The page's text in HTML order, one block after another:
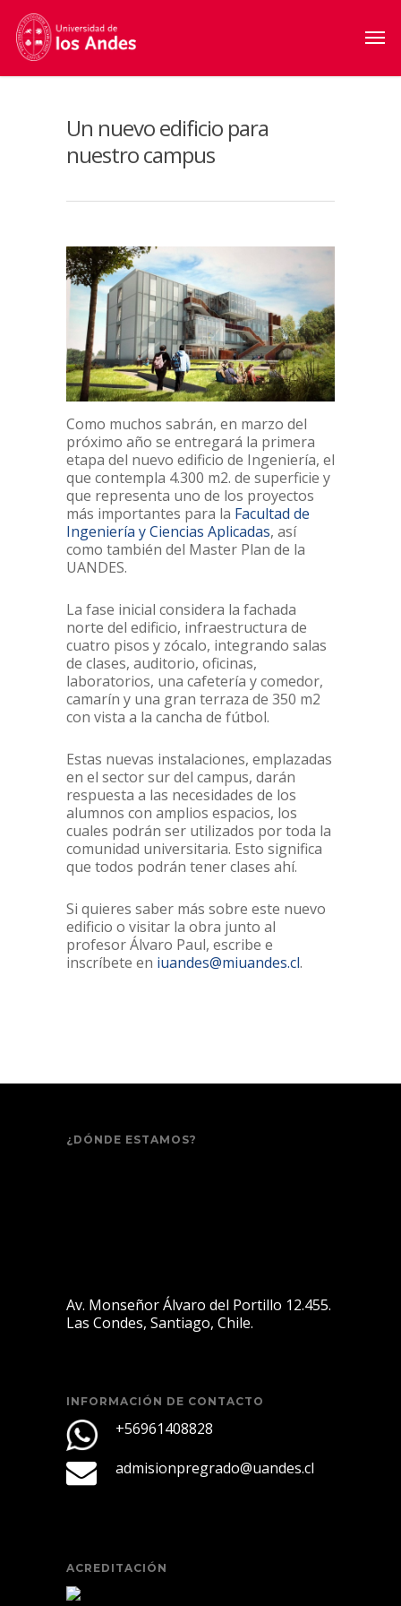
Un nuevo edificio para
nuestro campus
Como muchos sabrán, en marzo del
próximo año se entregará la primera
etapa del nuevo edificio de Ingeniería, el
que contempla 4.300 m2. de superficie y
que representa uno de los proyectos
más importantes para la Facultad de
Ingeniería y Ciencias Aplicadas, así
como también del Master Plan de la
UANDES.
La fase inicial considera la fachada
norte del edificio, infraestructura de
cuatro pisos y zócalo, integrando salas
de clases, auditorio, oficinas,
laboratorios, una cafetería y comedor,
camarín y una gran terraza de 350 m2
con vista a la cancha de fútbol.
Estas nuevas instalaciones, emplazadas
en el sector sur del campus, darán
respuesta a las necesidades de los
alumnos con amplios espacios, los
cuales podrán ser utilizados por toda la
comunidad universitaria. Esto significa
que todos podrán tener clases ahí.
Si quieres saber más sobre este nuevo
edificio o visitar la obra junto al
profesor Álvaro Paul, escribe e
inscríbete en iuandes@miuandes.cl.
¿DÓNDE ESTAMOS?
Av. Monseñor Álvaro del Portillo 12.455.
Las Condes, Santiago, Chile.
INFORMACIÓN DE CONTACTO
+56961408828
admisionpregrado@uandes.cl
ACREDITACIÓN